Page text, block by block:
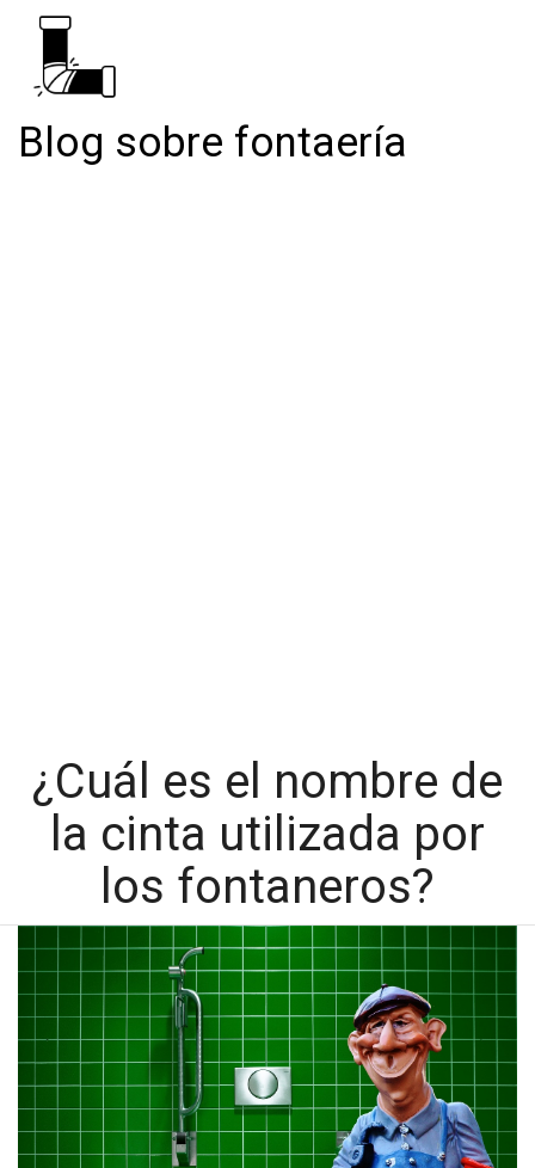
Blog sobre fontaería
¿Cuál es el nombre de
la cinta utilizada por
los fontaneros?